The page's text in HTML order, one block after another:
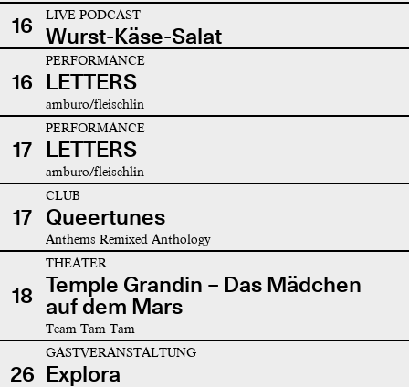
16 LIVE-PODCAST
Wurst-Käse-Salat
16
PERFORMANCE
LETTERS
amburo/fleischlin
17
PERFORMANCE
LETTERS
amburo/fleischlin
17
CLUB
Queertunes
Anthems Remixed Anthology
18
THEATER
Temple Grandin – Das Mädchen
auf dem Mars
Team Tam Tam
26
GASTVERANSTALTUNG
Explora